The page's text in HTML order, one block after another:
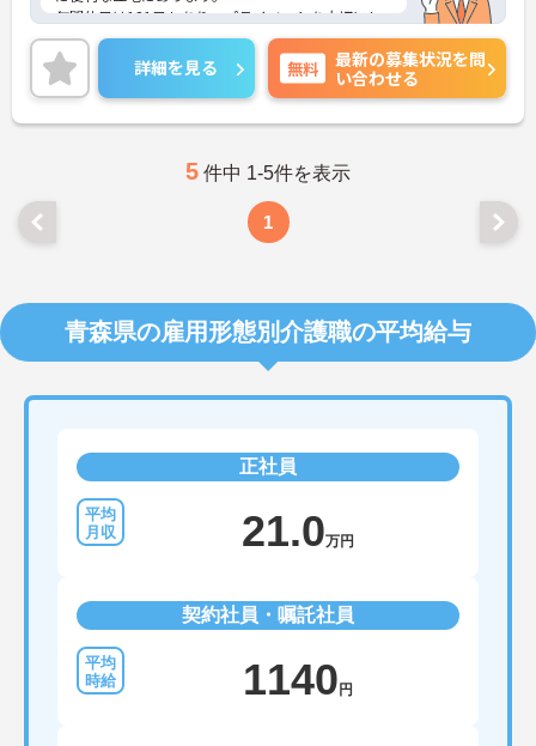
年間休日は121日もあり、プライベートを大切にし
ながらご勤務いただけます。未経験の方も相談可能
です。患者様に寄り添って介護サービスを提供して
いただける方を募集しています。
ご興味のある方には、面接対策ポイントなど、さら
に詳細をお話しいたしますのでお気軽にご相談くだ
詳細を見る 無料
最新の募集状況を問
い合わせる
5 件中 1-5件を表示
1
青森県の雇用形態別介護職の平均給与
正社員
21.0万円
契約社員・嘱託社員
1140 円